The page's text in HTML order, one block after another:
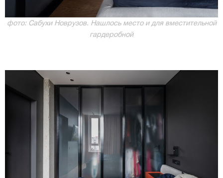
фото: Сабухи Новрузов. Нашлось место и для вместительной
гардеробной